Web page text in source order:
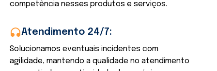
competência nesses produtos e serviços.
Atendimento 24/7:
Solucionamos eventuais incidentes com
agilidade, mantendo a qualidade no atendimento